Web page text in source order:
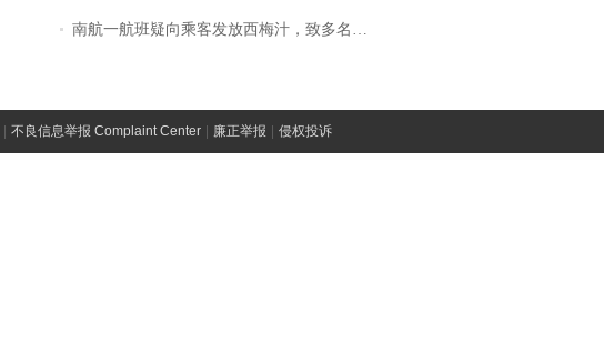
南航一航班疑向乘客发放西梅汁，致多名乘客在飞行途中排队上厕所！乘客：机上100多人只有2个厕所；客服回应：并非每架飞机都会发放西梅汁
不良信息举报 Complaint Center 廉正举报 侵权投诉